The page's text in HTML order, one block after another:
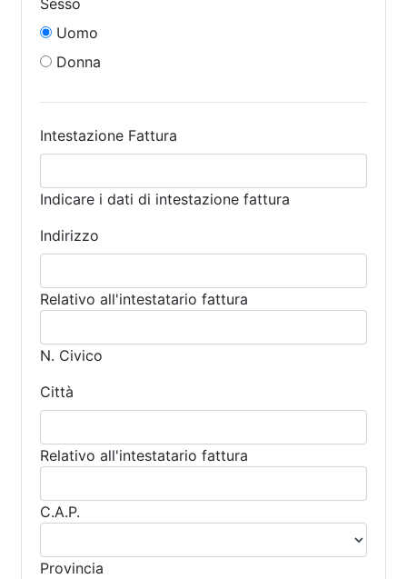
Sesso
Uomo
Donna
Intestazione Fattura
Indicare i dati di intestazione fattura
Indirizzo
Relativo all'intestatario fattura
N. Civico
Città
Relativo all'intestatario fattura
C.A.P.
Provincia